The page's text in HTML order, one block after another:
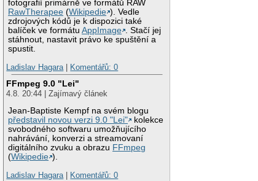
fotografií primárně ve formátů RAW
RawTherapee (Wikipedie ). Vedle
zdrojových kódů je k dispozici také
balíček ve formátuAppImage . Stačí jej
stáhnout, nastavit právo ke spuštění a
spustit.
Ladislav Hagara| Komentářů: 0
FFmpeg 9.0 "Lei"
4.8. 20:44 | Zajímavý článek
Jean-Baptiste Kempf na svém blogu
představil novou verzi 9.0 "Lei"
kolekce
svobodného softwaru umožňujícího
nahrávání, konverzi a streamovaní
digitálního zvuku a obrazu FFmpeg
(Wikipedie ).
Ladislav Hagara| Komentářů: 0